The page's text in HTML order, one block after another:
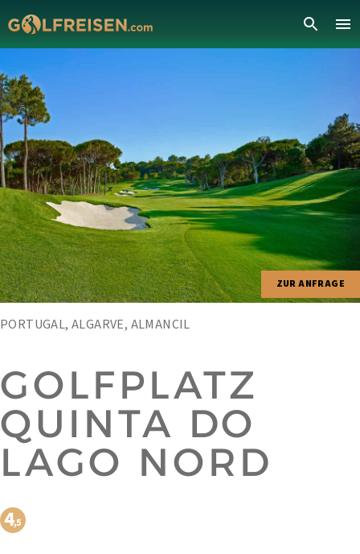
ZUR ANFRAGE
PORTUGAL, ALGARVE, ALMANCIL
GOLFPLATZ
QUINTA DO
LAGO NORD